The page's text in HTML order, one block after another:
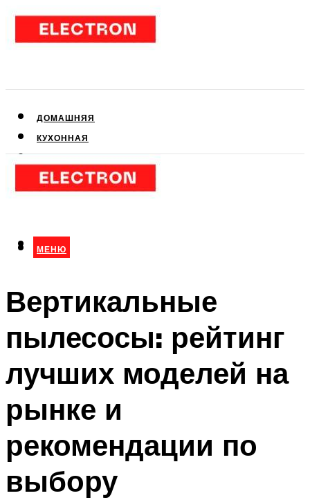
ДОМАШНЯЯ
КУХОННАЯ
КЛИМАТИЧЕСКАЯ
МЕНЮ
МЕНЮ
Вертикальные
пылесосы: рейтинг
лучших моделей на
рынке и
рекомендации по
выбору